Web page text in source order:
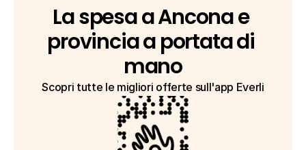
La spesa a Ancona e
provincia a portata di
mano
Scopri tutte le migliori offerte sull'app Everli